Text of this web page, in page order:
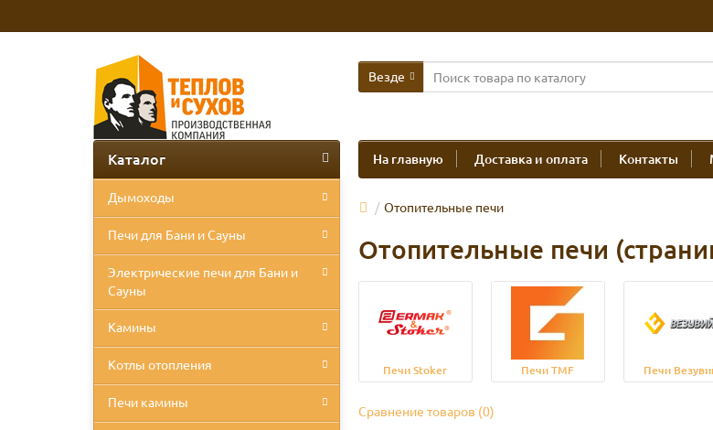
Везде
На главную Доставка и оплата Контакты
Каталог
Дымоходы
Печи для Бани и Сауны
Электрические печи для Бани и
Сауны
Камины
Котлы отопления
Печи камины
Отопительные печи
Отопительные печи
Печи Stoker Печи TMF Печи
Сравнение товаров (0)